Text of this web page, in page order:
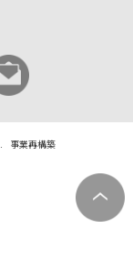
事業再構築